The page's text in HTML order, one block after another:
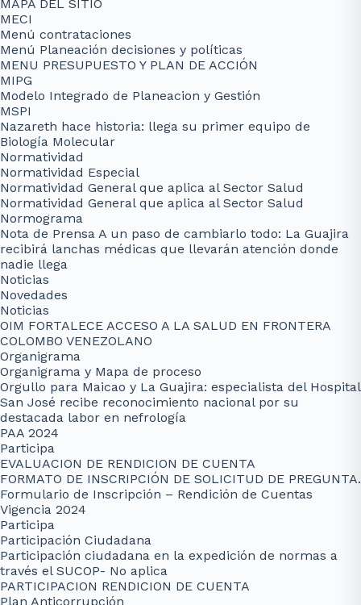
MAPA DEL SITIO
MECI
Menú contrataciones
Menú Planeación decisiones y políticas
MENU PRESUPUESTO Y PLAN DE ACCIÓN
MIPG
Modelo Integrado de Planeacion y Gestión
MSPI
Nazareth hace historia: llega su primer equipo de
Biología Molecular
Normatividad
Normatividad Especial
Normatividad General que aplica al Sector Salud
Normatividad General que aplica al Sector Salud
Normograma
Nota de Prensa A un paso de cambiarlo todo: La Guajira
recibirá lanchas médicas que llevarán atención donde
nadie llega
Noticias
Novedades
Noticias
OIM FORTALECE ACCESO A LA SALUD EN FRONTERA
COLOMBO VENEZOLANO
Organigrama
Organigrama y Mapa de proceso
Orgullo para Maicao y La Guajira: especialista del Hospital
San José recibe reconocimiento nacional por su
destacada labor en nefrología
PAA 2024
Participa
EVALUACION DE RENDICION DE CUENTA
FORMATO DE INSCRIPCIÓN DE SOLICITUD DE PREGUNTA.
Formulario de Inscripción – Rendición de Cuentas
Vigencia 2024
Participa
Participación Ciudadana
Participación ciudadana en la expedición de normas a
través el SUCOP- No aplica
PARTICIPACION RENDICION DE CUENTA
Plan Anticorrupción